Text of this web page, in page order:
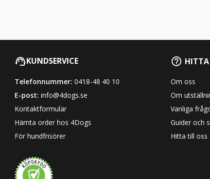
KUNDSERVICE
Telefonnummer: 0418-48 40 10
E-post: info@4dogs.se
Kontaktformulär
Hämta order hos 4Dogs
För hundfrisörer
HITTA
Om oss
Om
Vanliga
Guider och
Hitta till oss